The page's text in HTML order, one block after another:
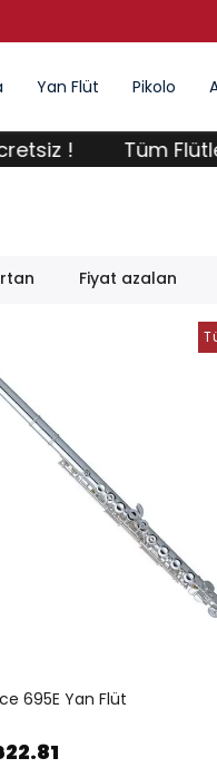
Yan Flüt Pikolo
Tüm Flütler Peşin
Fiyat azalan
695E Yan Flüt